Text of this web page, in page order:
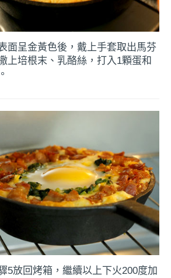
面呈金黃色後，戴上手套取出馬芬
上培根末、乳酪絲，打入1顆蛋和
5放回烤箱，繼續以上下火200度加